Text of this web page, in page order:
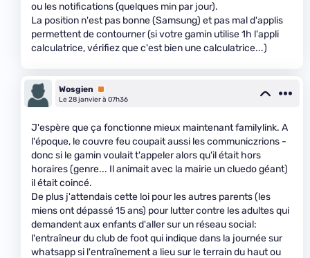
ou les notifications (quelques min par jour).
La position n'est pas bonne (Samsung) et pas mal d'applis
permettent de contourner (si votre gamin utilise 1h l'appli
calculatrice, vérifiez que c'est bien une calculatrice...)
Wosgien
Premium
Le 28 janvier à 07h36
J'espère que ça fonctionne mieux maintenant familylink. A
l'époque, le couvre feu coupait aussi les communiczrions -
donc si le gamin voulait t'appeler alors qu'il était hors
horaires (genre... Il animait avec la mairie un cluedo géant)
il était coincé.
De plus j'attendais cette loi pour les autres parents (les
miens ont dépassé 15 ans) pour lutter contre les adultes qui
demandent aux enfants d'aller sur un réseau social:
l'entraîneur du club de foot qui indique dans la journée sur
whatsapp si l'entraînement a lieu sur le terrain du haut ou